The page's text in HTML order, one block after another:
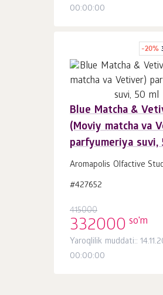
00:00:00
-20%
Blue Matcha &
(Moviy matcha va
parfyumeriya suvi,
Aromapolis Olfactive
#427652
415000
332000 so'm
Yaroqlilik muddati::
00:00:00
Savatchaga
1